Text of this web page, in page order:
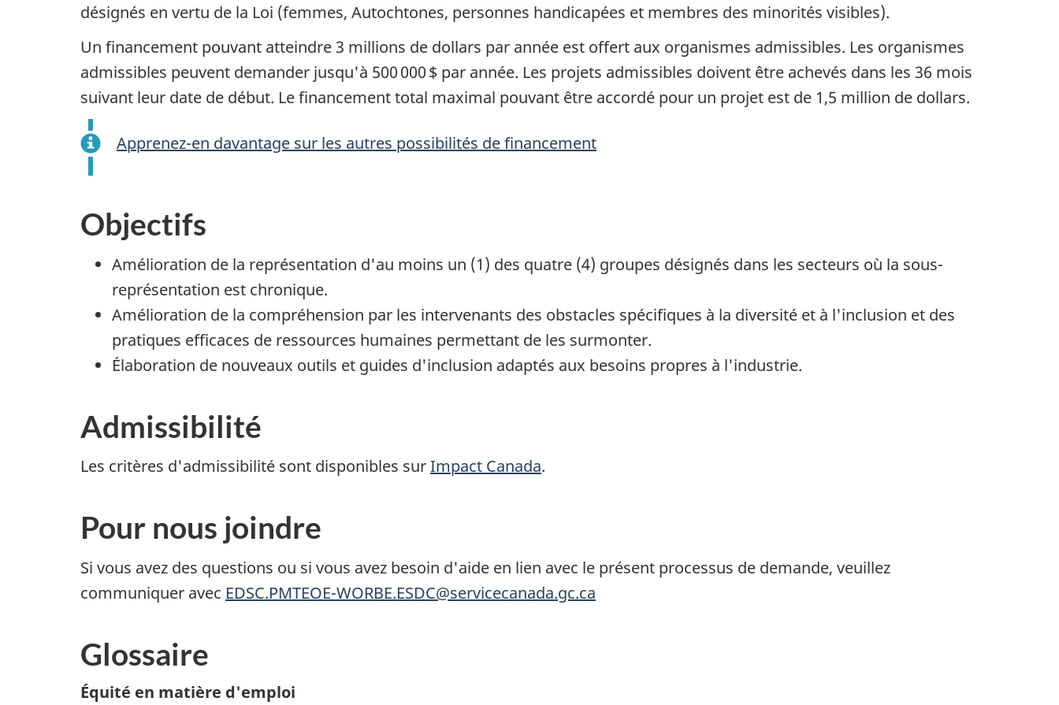
désignés en vertu de la Loi (femmes, Autochtones, personnes handicapées et membres des minorités visibles).
Un financement pouvant atteindre 3 millions de dollars par année est offert aux organismes admissibles. Les organismes
admissibles peuvent demander jusqu'à 500 000 $ par année. Les projets admissibles doivent être achevés dans les 36 mois
suivant leur date de début. Le financement total maximal pouvant être accordé pour un projet est de 1,5 million de dollars.
Apprenez-en davantage sur les autres possibilités de financement
Objectifs
Amélioration de la représentation d'au moins un (1) des quatre (4) groupes désignés dans les secteurs où la sous-
représentation est chronique.
Amélioration de la compréhension par les intervenants des obstacles spécifiques à la diversité et à l'inclusion et des
pratiques efficaces de ressources humaines permettant de les surmonter.
Élaboration de nouveaux outils et guides d'inclusion adaptés aux besoins propres à l'industrie.
Admissibilité
Les critères d'admissibilité sont disponibles surImpact Canada.
Pour nous joindre
Si vous avez des questions ou si vous avez besoin d'aide en lien avec le présent processus de demande, veuillez
communiquer avec EDSC.PMTEOE-WORBE.ESDC@servicecanada.gc.ca
Glossaire
Équité en matière d'emploi